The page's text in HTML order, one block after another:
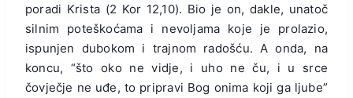
poradi Krista (2 Kor 12,10). Bio je on, dakle, unatoč
silnim poteškoćama i nevoljama koje je prolazio,
ispunjen dubokom i trajnom radošću. A onda, na
koncu, “što oko ne vidje, i uho ne ču, i u srce
čovječje ne uđe, to pripravi Bog onima koji ga ljube”